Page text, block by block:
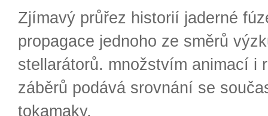
Zjímavý průřez historií jaderné
propagace jednoho ze směrů
stellarátorů. množstvím animací i
záběrů podává srovnání se
tokamaky.